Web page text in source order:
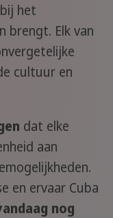
het
brengt. Elk van
cultuur en
dat elke
aan
en ervaar Cuba
nog